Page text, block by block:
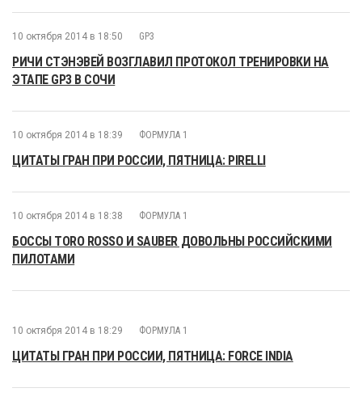
10 октября 2014 в 18:50 GP3
РИЧИ СТЭНЭВЕЙ ВОЗГЛАВИЛ ПРОТОКОЛ ТРЕНИРОВКИ НА
ЭТАПЕ GP3 В СОЧИ
10 октября 2014 в 18:39 ФОРМУЛА 1
ЦИТАТЫ ГРАН ПРИ РОССИИ, ПЯТНИЦА: PIRELLI
10 октября 2014 в 18:38 ФОРМУЛА 1
БОССЫ TORO ROSSO И SAUBER ДОВОЛЬНЫ РОССИЙСКИМИ
ПИЛОТАМИ
10 октября 2014 в 18:29 ФОРМУЛА 1
ЦИТАТЫ ГРАН ПРИ РОССИИ, ПЯТНИЦА: FORCE INDIA